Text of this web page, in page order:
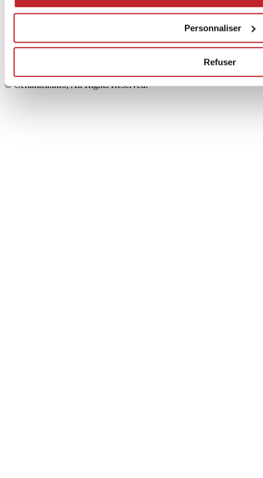
Personnaliser
Refuser
Edi.Cer S.p.a. Società unipersonale
Viale Monte Santo, 40 - 41049 Sassuolo (MO) - Italy
Capitale Sociale: 2.500.000 euro - Codice fiscale e P.IVA
00853700367
© Ceramica.info, All Rights Reserved.